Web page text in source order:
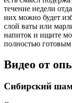
течение недели
них можно будет
слой ваты или
напиток и ищите
полностью
Видео от
Сибирский